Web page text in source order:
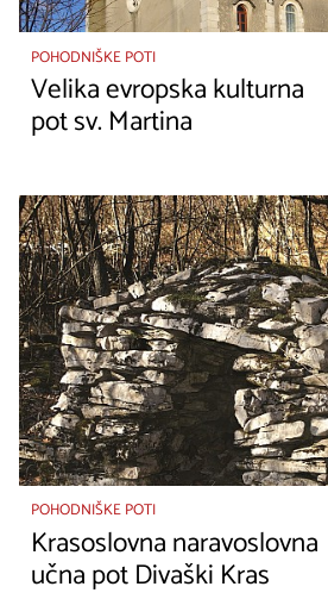
POHODNIŠKE POTI
Velika evropska kulturna
pot sv. Martina
POHODNIŠKE POTI
Krasoslovna naravoslovna
učna pot Divaški Kras